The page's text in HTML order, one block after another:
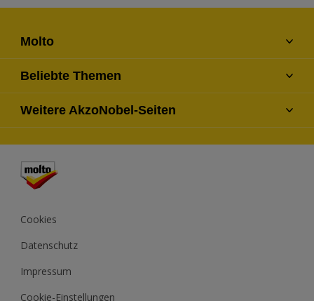
Molto
Kontaktiere uns
Finde einen Händler
Über uns
Beliebte Themen
Farben
Fragen und Antworten
Lexikon
Weitere AkzoNobel-Seiten
Hammerite
Xyladecor
Cookies
Datenschutz
Impressum
Cookie-Einstellungen